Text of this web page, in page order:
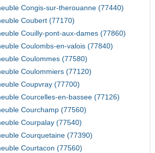
Congis-sur-therouanne (77440)
Coubert (77170)
Couilly-pont-aux-dames (77860)
Coulombs-en-valois (77840)
Coulommes (77580)
Coulommiers (77120)
Coupvray (77700)
Courcelles-en-bassee (77126)
Courchamp (77560)
Courpalay (77540)
Courquetaine (77390)
Courtacon (77560)